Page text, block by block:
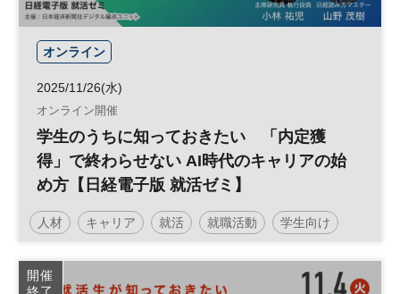
オンライン
2025/11/26(水)
オンライン開催
学生のうちに知っておきたい 「内定獲
得」で終わらせない AI時代のキャリアの始
め方【日経電子版 就活ゼミ】
人材 キャリア 就活 就職活動 学生向け
参加無料
開催
終了